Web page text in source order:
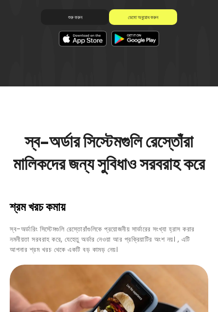
শুরু করুন ডেমো অনুরোধ করুন
স্ব-অর্ডার সিস্টেমগুলি রেস্তোঁরা
মালিকদের জন্য সুবিধাও সরবরাহ করে
শ্রম খরচ কমায়
স্ব-অর্ডারিং সিস্টেমগুলি রেস্তোরাঁগুলিকে প্রয়োজনীয় সার্ভারের সংখ্যা হ্রাস করার
নমনীয়তা সরবরাহ করে, যেহেতু অর্ডার নেওয়া আর প্রক্রিয়াটির অংশ নয়। , এটি
আপনার শ্রম খরচ থেকে একটি বড় কামড় নেয়।